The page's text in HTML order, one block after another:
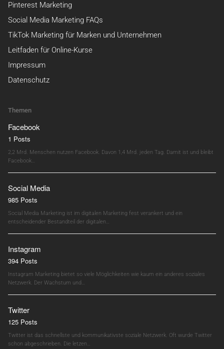
Pinterest Marketing
Social Media Marketing FAQs
TikTok Marketing für Marken und Unternehmen
Leitfaden für Online-Kurse
Impressum
Datenschutz
Themen
Facebook
1 Posts
2,2 Mrd. Menschen nutzen Facebook. Davon 1,4 Mrd. jeden Tag. Damit ist und bleibt
Facebook…
Social Media
985 Posts
Social Media Marketing ist im digitalen Marketing fest verankert und ein
entscheidender Bestandteil der digitalen…
Instagram
394 Posts
Instagram Marketing bietet so viele Möglichkeiten wie kaum ein anderes soziales
Netzwerk. Der Wachstum und…
Twitter
125 Posts
Twitter ist das schnellste und kommunikativste soziale Netzwerk. Oft wurde Twitter
schon abgeschrieben. Die letzen…